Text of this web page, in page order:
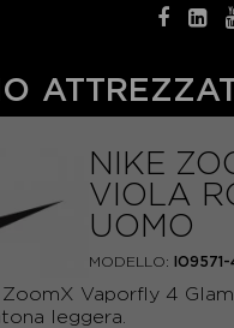
NIKE
VIOLA
UOMO
MODELLO:
ZoomX Vaporfly 4
leggera.